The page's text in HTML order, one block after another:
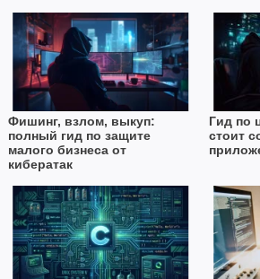
Фишинг, взлом, выкуп:
полный гид по защите
малого бизнеса от
кибератак
Гид по
стоит